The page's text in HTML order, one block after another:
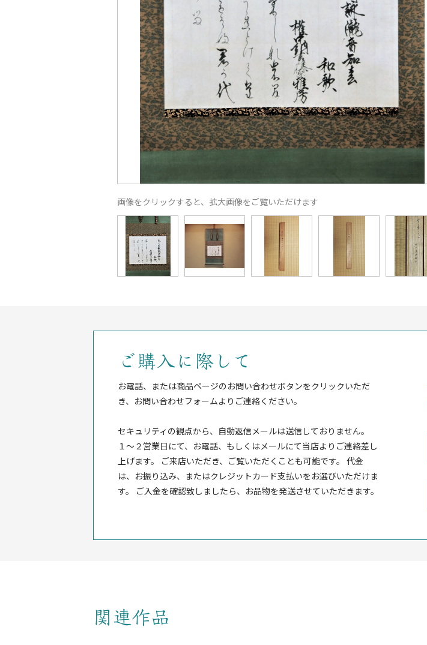
画像をクリックすると、拡大画像をご覧いただけます
ご購入に際して
お電話、または商品ページのお問い合わせボタンをクリックいただ
き、お問い合わせフォームよりご連絡ください。
セキュリティの観点から、自動返信メールは送信しておりません。
１〜２営業日にて、お電話、もしくはメールにて当店よりご連絡差し
上げます。 ご来店いただき、ご覧いただくことも可能です。 代金
は、お振り込み、またはクレジットカード支払いをお選びいただけま
す。 ご入金を確認致しましたら、お品物を発送させていただきます。
関連作品